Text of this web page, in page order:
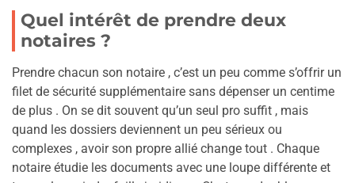
Quel intérêt de prendre deux
notaires ?
Prendre chacun son notaire , c’est un peu comme s’offrir un
filet de sécurité supplémentaire sans dépenser un centime
de plus . On se dit souvent qu’un seul pro suffit , mais
quand les dossiers deviennent un peu sérieux ou
complexes , avoir son propre allié change tout . Chaque
notaire étudie les documents avec une loupe différente et